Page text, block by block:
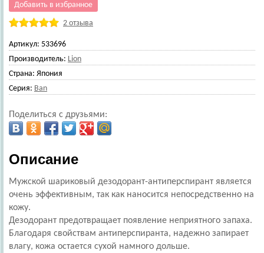
Добавить в избранное
2 отзыва
Артикул: 533696
Производитель: Lion
Страна: Япония
Серия: Ban
Поделиться с друзьями:
Описание
Мужской шариковый дезодорант-антиперспирант является
очень эффективным, так как наносится непосредственно на
кожу.
Дезодорант предотвращает появление неприятного запаха.
Благодаря свойствам антиперспиранта, надежно запирает
влагу, кожа остается сухой намного дольше.